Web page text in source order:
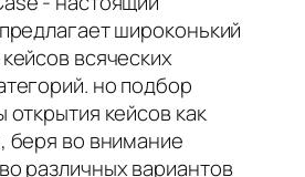
широконький
всяческих
но подбор
кейсов как
во внимание
различных вариантов